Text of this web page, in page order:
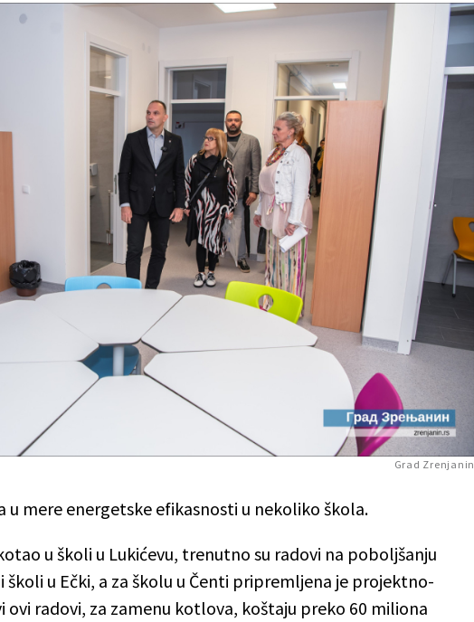
Grad Zrenjanin
u mere energetske efikasnosti u nekoliko škola.
u školi u Lukićevu, trenutno su radovi na poboljšanju
školi u Ečki, a za školu u Čenti pripremljena je projektno-
ovi radovi, za zamenu kotlova, koštaju preko 60 miliona